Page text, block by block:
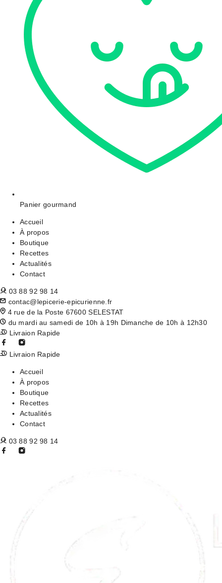
Panier gourmand
Accueil
À propos
Boutique
Recettes
Actualités
Contact
03 88 92 98 14
contac@lepicerie-epicurienne.fr
4 rue de la Poste 67600 SELESTAT
du mardi au samedi de 10h à 19h Dimanche de 10h à 12h30
Livraion Rapide
Livraion Rapide
Accueil
À propos
Boutique
Recettes
Actualités
Contact
03 88 92 98 14